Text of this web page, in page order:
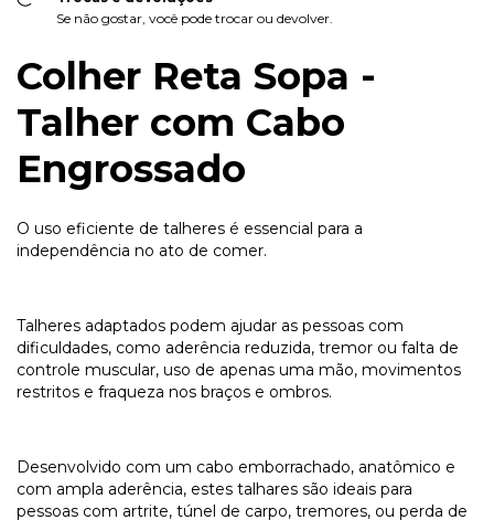
Se não gostar, você pode trocar ou devolver.
Colher Reta Sopa -
Talher com Cabo
Engrossado
O uso eficiente de talheres é essencial para a
independência no ato de comer.
Talheres adaptados podem ajudar as pessoas com
dificuldades, como aderência reduzida, tremor ou falta de
controle muscular, uso de apenas uma mão, movimentos
restritos e fraqueza nos braços e ombros.
Desenvolvido com um cabo emborrachado, anatômico e
com ampla aderência, estes talhares são ideais para
pessoas com artrite, túnel de carpo, tremores, ou perda de